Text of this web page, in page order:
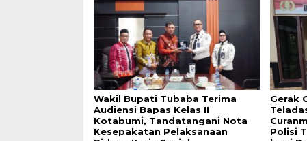
Wakil Bupati Tubaba Terima
Audiensi Bapas Kelas II
Kotabumi, Tandatangani Nota
Kesepakatan Pelaksanaan
Gerak
Polisi